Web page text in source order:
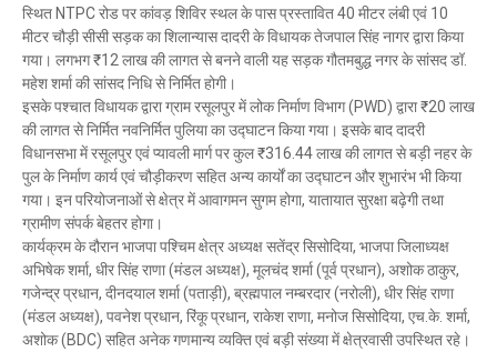
स्थित NTPC रोड पर कांवड़ शिविर स्थल के पास प्रस्तावित 40 मीटर लंबी एवं 10
मीटर चौड़ी सीसी सड़क का शिलान्यास दादरी के विधायक तेजपाल सिंह नागर द्वारा किया
गया। लगभग ₹12 लाख की लागत से बनने वाली यह सड़क गौतमबुद्ध नगर के सांसद डॉ.
महेश शर्मा की सांसद निधि से निर्मित होगी।
इसके पश्चात विधायक द्वारा ग्राम रसूलपुर में लोक निर्माण विभाग (PWD) द्वारा ₹20 लाख
की लागत से निर्मित नवनिर्मित पुलिया का उद्घाटन किया गया। इसके बाद दादरी
विधानसभा में रसूलपुर एवं प्यावली मार्ग पर कुल ₹316.44 लाख की लागत से बड़ी नहर के
पुल के निर्माण कार्य एवं चौड़ीकरण सहित अन्य कार्यों का उद्घाटन और शुभारंभ भी किया
गया। इन परियोजनाओं से क्षेत्र में आवागमन सुगम होगा, यातायात सुरक्षा बढ़ेगी तथा
ग्रामीण संपर्क बेहतर होगा।
कार्यक्रम के दौरान भाजपा पश्चिम क्षेत्र अध्यक्ष सतेंद्र सिसोदिया, भाजपा जिलाध्यक्ष
अभिषेक शर्मा, धीर सिंह राणा (मंडल अध्यक्ष), मूलचंद शर्मा (पूर्व प्रधान), अशोक ठाकुर,
गजेन्द्र प्रधान, दीनदयाल शर्मा (पताड़ी), ब्रह्मपाल नम्बरदार (नरोली), धीर सिंह राणा
(मंडल अध्यक्ष), पवनेश प्रधान, रिंकू प्रधान, राकेश राणा, मनोज सिसोदिया, एच.के. शर्मा,
अशोक (BDC) सहित अनेक गणमान्य व्यक्ति एवं बड़ी संख्या में क्षेत्रवासी उपस्थित रहे।